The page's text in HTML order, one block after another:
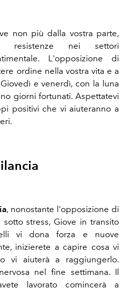
non più dalla vostra parte,
resistenze nei settori
L'opposizione di
ordine nella vostra vita e a
e venerdì, con la luna
giorni fortunati. Aspettatevi
positivi che vi aiuteranno a
, nonostante l'opposizione di
stress, Giove in transito
vi dona forza e nuove
inizierete a capire cosa vi
vi aiuterà a raggiungerlo.
nel fine settimana. Il
lavorato comincerà a